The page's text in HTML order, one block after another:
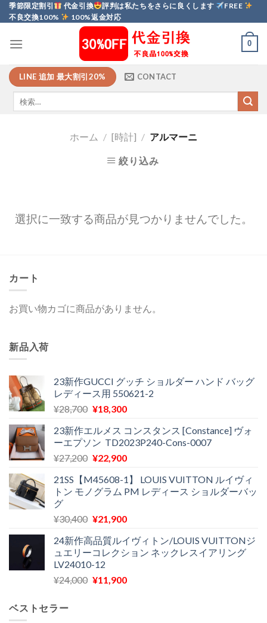
Skip
to
季節限定割引 代金引換 評判は私たちをさらに良くします
FREE
不良交換100%
100%返金対応
0
LINE 追加 最大割引20% CONTACT
ホーム / [時計] / アルマーニ
絞り込み
選択に一致する商品が見つかりませんでした。
カート
お買い物カゴに商品がありません。
新品入荷
23新作GUCCI グッチ ショルダー ハンド バッグ
レディース用 550621-2
¥28,700 元
価
格
は
で
し
¥18,300現
の
価
格
¥18,300
で
23新作エルメス コンスタンス [Constance] ヴォ
ーエプソン TD2023P240-Cons-0007
¥27,200 元
価
格
¥27,200
し
た。
¥22,900現
の
価
は
で
す。
21SS【M45608-1】 LOUIS VUITTON ルイヴィ
トン モノグラム PM レディース ショルダーバッ
グ
¥30,400 元
価
格
は
¥30,400
¥21,900現
の
価
は
24新作高品質ルイヴィトン/LOUIS VUITTONジ
ュエリーコレクション ネックレスイアリング
LV24010-12
¥24,000 元
¥11,900現
ベストセラー